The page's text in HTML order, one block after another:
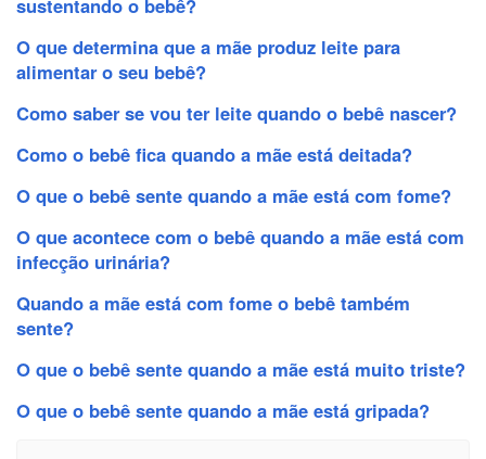
O que determina que a mãe produz leite para
alimentar o seu bebê?
Como saber se vou ter leite quando o bebê nascer?
Como o bebê fica quando a mãe está deitada?
O que o bebê sente quando a mãe está com fome?
O que acontece com o bebê quando a mãe está com
infecção urinária?
Quando a mãe está com fome o bebê também
sente?
O que o bebê sente quando a mãe está muito triste?
O que o bebê sente quando a mãe está gripada?